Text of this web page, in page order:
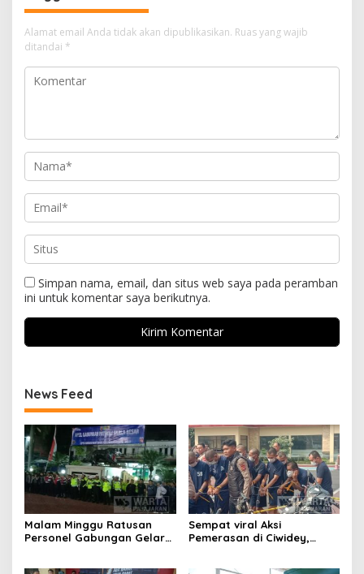
Alamat email Anda tidak akan dipublikasikan. Ruas yang wajib
ditandai *
Simpan nama, email, dan situs web saya pada peramban
ini untuk komentar saya berikutnya.
News Feed
Malam Minggu Ratusan
Personel Gabungan Gelar
Sempat viral Aksi
Pemerasan di Ciwidey,